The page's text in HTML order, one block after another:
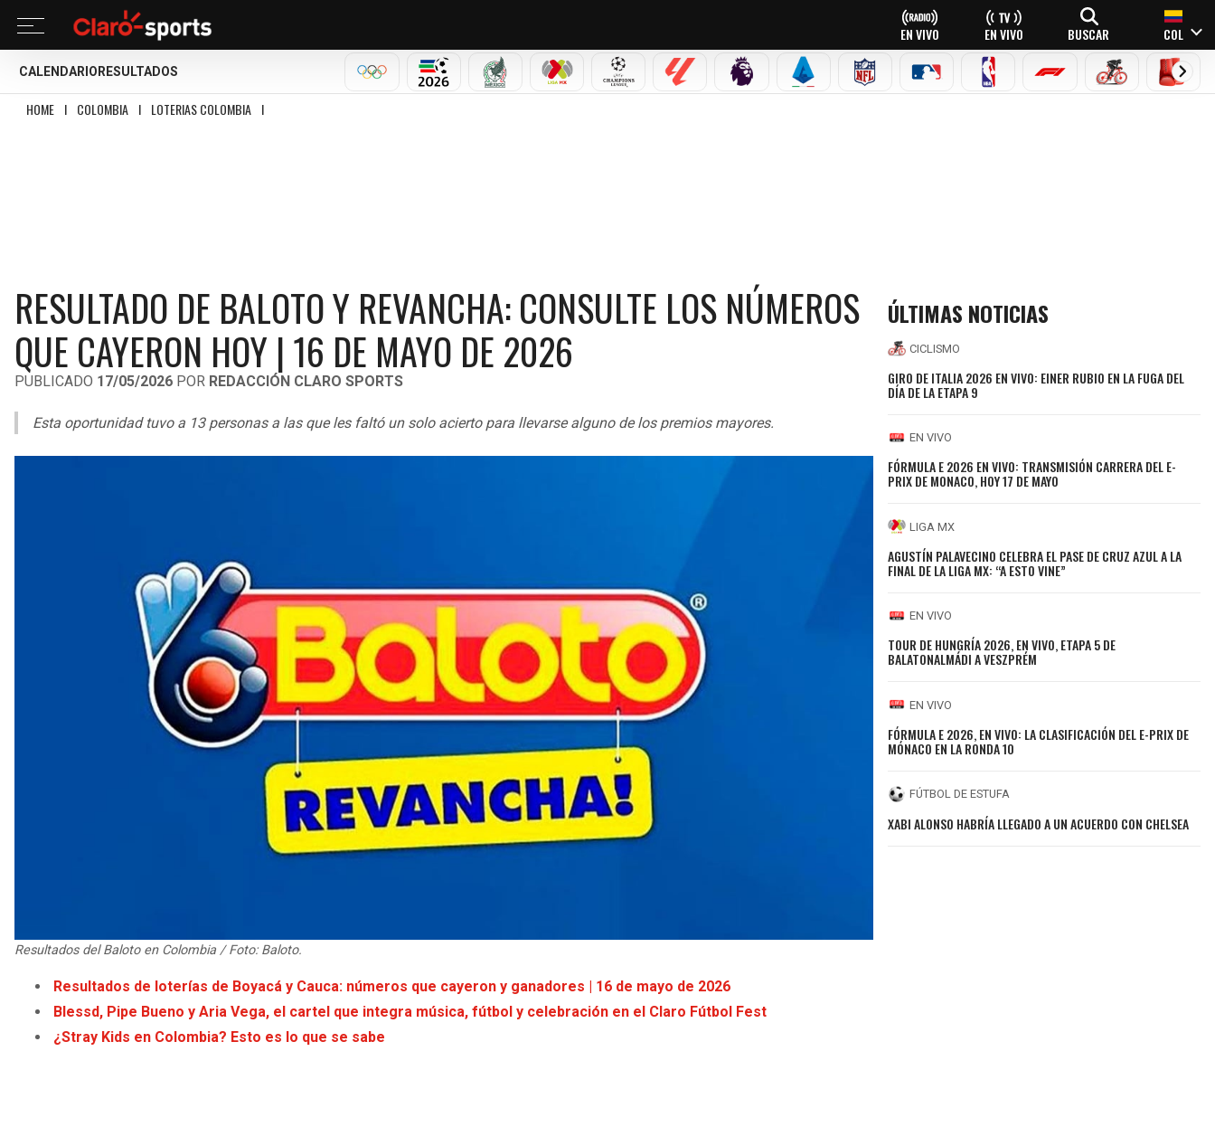
EN VIVO EN VIVO BUSCAR COL
CALENDARIO RESULTADOS
OLÍMPICOSMUNDIAL 2026SELECCIÓN MEXICANA
LIGA MX CHAMPIONS LEAGUE
LALIGA PREMIER LEAGUE
SERIE A NFL MLB NBA FÓRMULA 1CICLISMOBOXEO
HOME I COLOMBIA I LOTERIAS COLOMBIA I
RESULTADO DE BALOTO Y REVANCHA: CONSULTE LOS NÚMEROS
QUE CAYERON HOY | 16 DE MAYO DE 2026
PUBLICADO 17/05/2026 POR REDACCIÓN CLARO SPORTS
Esta oportunidad tuvo a 13 personas a las que les faltó un solo acierto para llevarse alguno de los premios mayores.
Resultados del Baloto en Colombia / Foto: Baloto.
Resultados de loterías de Boyacá y Cauca: números que cayeron y ganadores | 16 de mayo de 2026
Blessd, Pipe Bueno y Aria Vega, el cartel que integra música, fútbol y celebración en el Claro Fútbol Fest
¿Stray Kids en Colombia? Esto es lo que se sabe
ÚLTIMAS NOTICIAS
CICLISMO
GIRO DE ITALIA 2026 EN VIVO: EINER RUBIO EN LA FUGA DEL
DÍA DE LA ETAPA 9
EN VIVO
FÓRMULA E 2026 EN VIVO: TRANSMISIÓN CARRERA DEL E-
PRIX DE MONACO, HOY 17 DE MAYO
LIGA MX
AGUSTÍN PALAVECINO CELEBRA EL PASE DE CRUZ AZUL A LA
FINAL DE LA LIGA MX: “A ESTO VINE”
EN VIVO
TOUR DE HUNGRÍA 2026, EN VIVO, ETAPA 5 DE
BALATONALMÁDI A VESZPRÉM
EN VIVO
FÓRMULA E 2026, EN VIVO: LA CLASIFICACIÓN DEL E-PRIX DE
MÓNACO EN LA RONDA 10
FÚTBOL DE ESTUFA
XABI ALONSO HABRÍA LLEGADO A UN ACUERDO CON CHELSEA